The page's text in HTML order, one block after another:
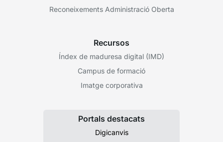
Reconeixements Administració Oberta
Recursos
Índex de maduresa digital (IMD)
Campus de formació
Imatge corporativa
Portals destacats
Digicanvis